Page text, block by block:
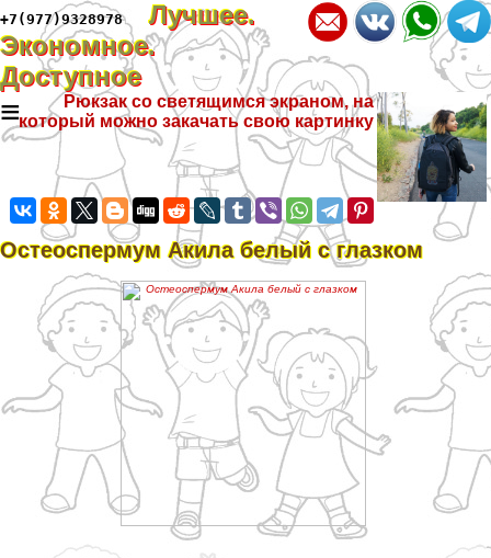
+7(977)9328978
Лучшее.
Экономное.
Доступное
≡
Рюкзак со светящимся экраном, на
который можно закачать свою картинку
Остеоcпepмум Акила белый с глазком